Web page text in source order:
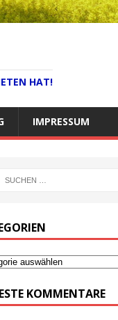
HAT!
IMPRESSUM
KOMMENTARE